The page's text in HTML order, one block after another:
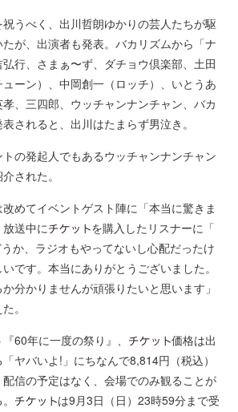
うべく、出川哲朗ゆかりの芸人たちが駆
が、出演者も発表。バカリズムから「ナ
行、さまぁ〜ず、ダチョウ倶楽部、土田
ーン）、中岡創一（ロッチ）、いとうあ
、三四郎、ウッチャンナンチャン、バカ
されると、出川はたまらず男泣き。
の発起人でもあるウッチャンナンチャン
された。
めてイベントゲスト陣に「本当に驚きま
送中に
を購入したリスナーに「
か、ラジオもやってないし心配だったけ
です。本当にありがとうございました。
分かりませんが頑張りたいと思います」
。
60年に一度の祭り』、
価格は出
ヤバいよ!」にちなんで8,814円（税込）
信の予定はなく、会場でのみ観ることが
は9月3日（日）23時59分まで受